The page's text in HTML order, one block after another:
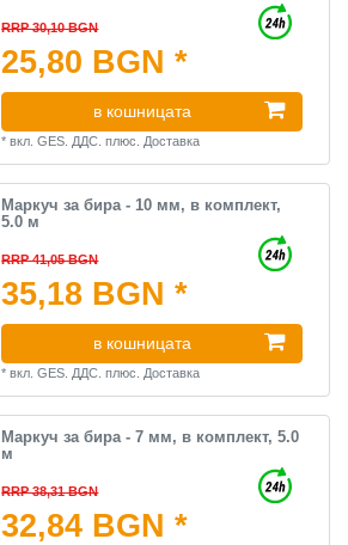
RRP 30,10 BGN
25,80 BGN *
в кошницата
*вкл. GES. ДДС. плюс. Доставка
Маркуч за бира - 10 мм, в комплект,
5.0 м
RRP 41,05 BGN
35,18 BGN *
в кошницата
*вкл. GES. ДДС. плюс. Доставка
Маркуч за бира - 7 мм, в комплект, 5.0
м
RRP 38,31 BGN
32,84 BGN *